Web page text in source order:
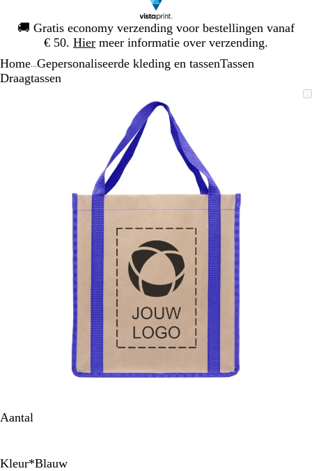
🚚 Gratis economy verzending voor bestellingen vanaf
€ 50. Hier meer informatie over verzending.
1
Home Gepersonaliseerde kleding en tassenTassen
Draagtassen
afbeelding
tot
minimum
om
vouwen
plus-
mintoetsen
zoomen
en
pijltjestoetsen
te
zwenken
Aantal
Kleur*Blauw